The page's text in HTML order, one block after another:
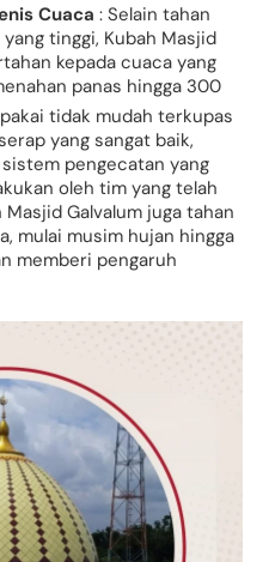
Cuaca : Selain tahan
tinggi, Kubah Masjid
kepada cuaca yang
panas hingga 300
tidak mudah terkupas
yang sangat baik,
pengecatan yang
oleh tim yang telah
Galvalum juga tahan
mulai musim hujan hingga
memberi pengaruh